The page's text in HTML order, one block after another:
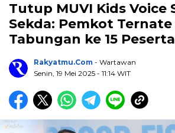
Tutup MUVI Kids Voice
Sekda: Pemkot Ternate
Tabungan ke 15 Peserta
Rakyatmu.com - Wartawan
Senin, 19 Mei 2025 - 11:14 WIT